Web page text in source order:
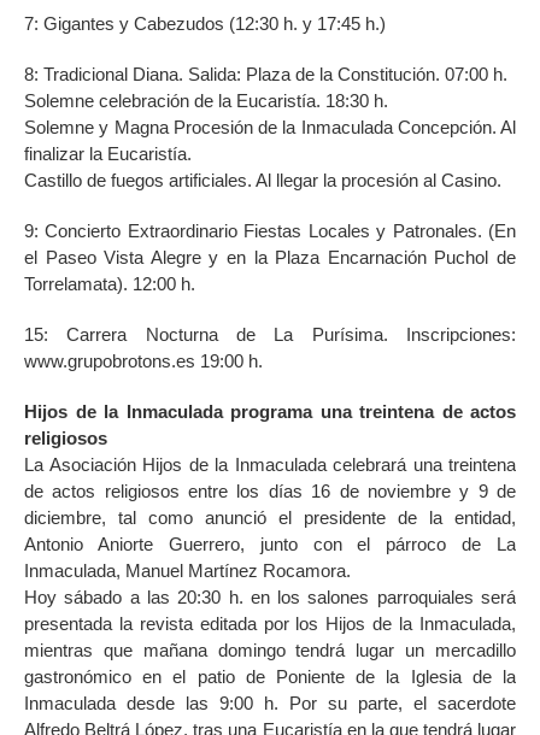
7: Gigantes y Cabezudos (12:30 h. y 17:45 h.)
8: Tradicional Diana. Salida: Plaza de la Constitución. 07:00 h.
Solemne celebración de la Eucaristía. 18:30 h.
Solemne y Magna Procesión de la Inmaculada Concepción. Al
finalizar la Eucaristía.
Castillo de fuegos artificiales. Al llegar la procesión al Casino.
9: Concierto Extraordinario Fiestas Locales y Patronales. (En
el Paseo Vista Alegre y en la Plaza Encarnación Puchol de
Torrelamata). 12:00 h.
15: Carrera Nocturna de La Purísima. Inscripciones:
www.grupobrotons.es 19:00 h.
Hijos de la Inmaculada programa una treintena de actos
religiosos
La Asociación Hijos de la Inmaculada celebrará una treintena
de actos religiosos entre los días 16 de noviembre y 9 de
diciembre, tal como anunció el presidente de la entidad,
Antonio Aniorte Guerrero, junto con el párroco de La
Inmaculada, Manuel Martínez Rocamora.
Hoy sábado a las 20:30 h. en los salones parroquiales será
presentada la revista editada por los Hijos de la Inmaculada,
mientras que mañana domingo tendrá lugar un mercadillo
gastronómico en el patio de Poniente de la Iglesia de la
Inmaculada desde las 9:00 h. Por su parte, el sacerdote
Alfredo Beltrá López, tras una Eucaristía en la que tendrá lugar